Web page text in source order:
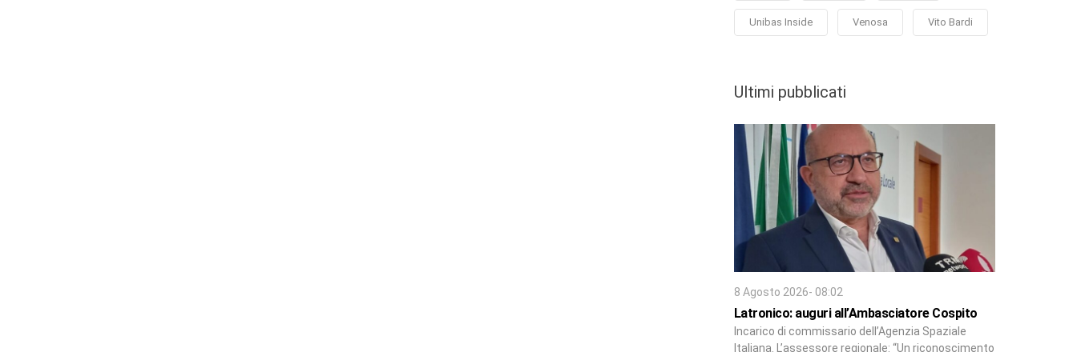
Unibas Inside Venosa Vito Bardi
Ultimi pubblicati
8 Agosto 2026- 08:02
Latronico: auguri all’Ambasciatore Cospito
Incarico di commissario dell’Agenzia Spaziale
Italiana. L’assessore regionale: “Un riconoscimento